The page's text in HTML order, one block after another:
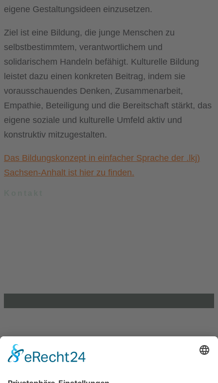
eigene Gestaltungsideen einzusetzen.
Ziel ist eine Bildung, die junge Menschen zu
selbstbestimmtem, verantwortlichem und
solidarischem Handeln befähigt. Kulturelle Bildung
leistet dazu einen konkreten Beitrag, indem sie
vorausschauendes Denken, Zusammenarbeit,
Empathie, Beteiligung und die Bereitschaft stärkt, das
eigene soziale und kulturelle Umfeld aktiv und
konstruktiv mitzugestalten.
Das Bildungskonzept in einfacher Sprache der .lkj)
Sachsen-Anhalt ist hier zu finden.
Unterstütze die .lkj) Sachsen-Anhalt durch deine
Online-Einkäufe. Ganz ohne Mehrkosten.